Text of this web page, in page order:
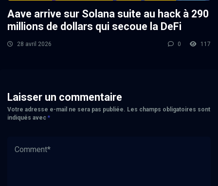
Aave arrive sur Solana suite au hack à 290
millions de dollars qui secoue la DeFi
28 avril 2026 0 117
Laisser un commentaire
Votre adresse e-mail ne sera pas publiée. Les champs obligatoires sont
indiqués avec *